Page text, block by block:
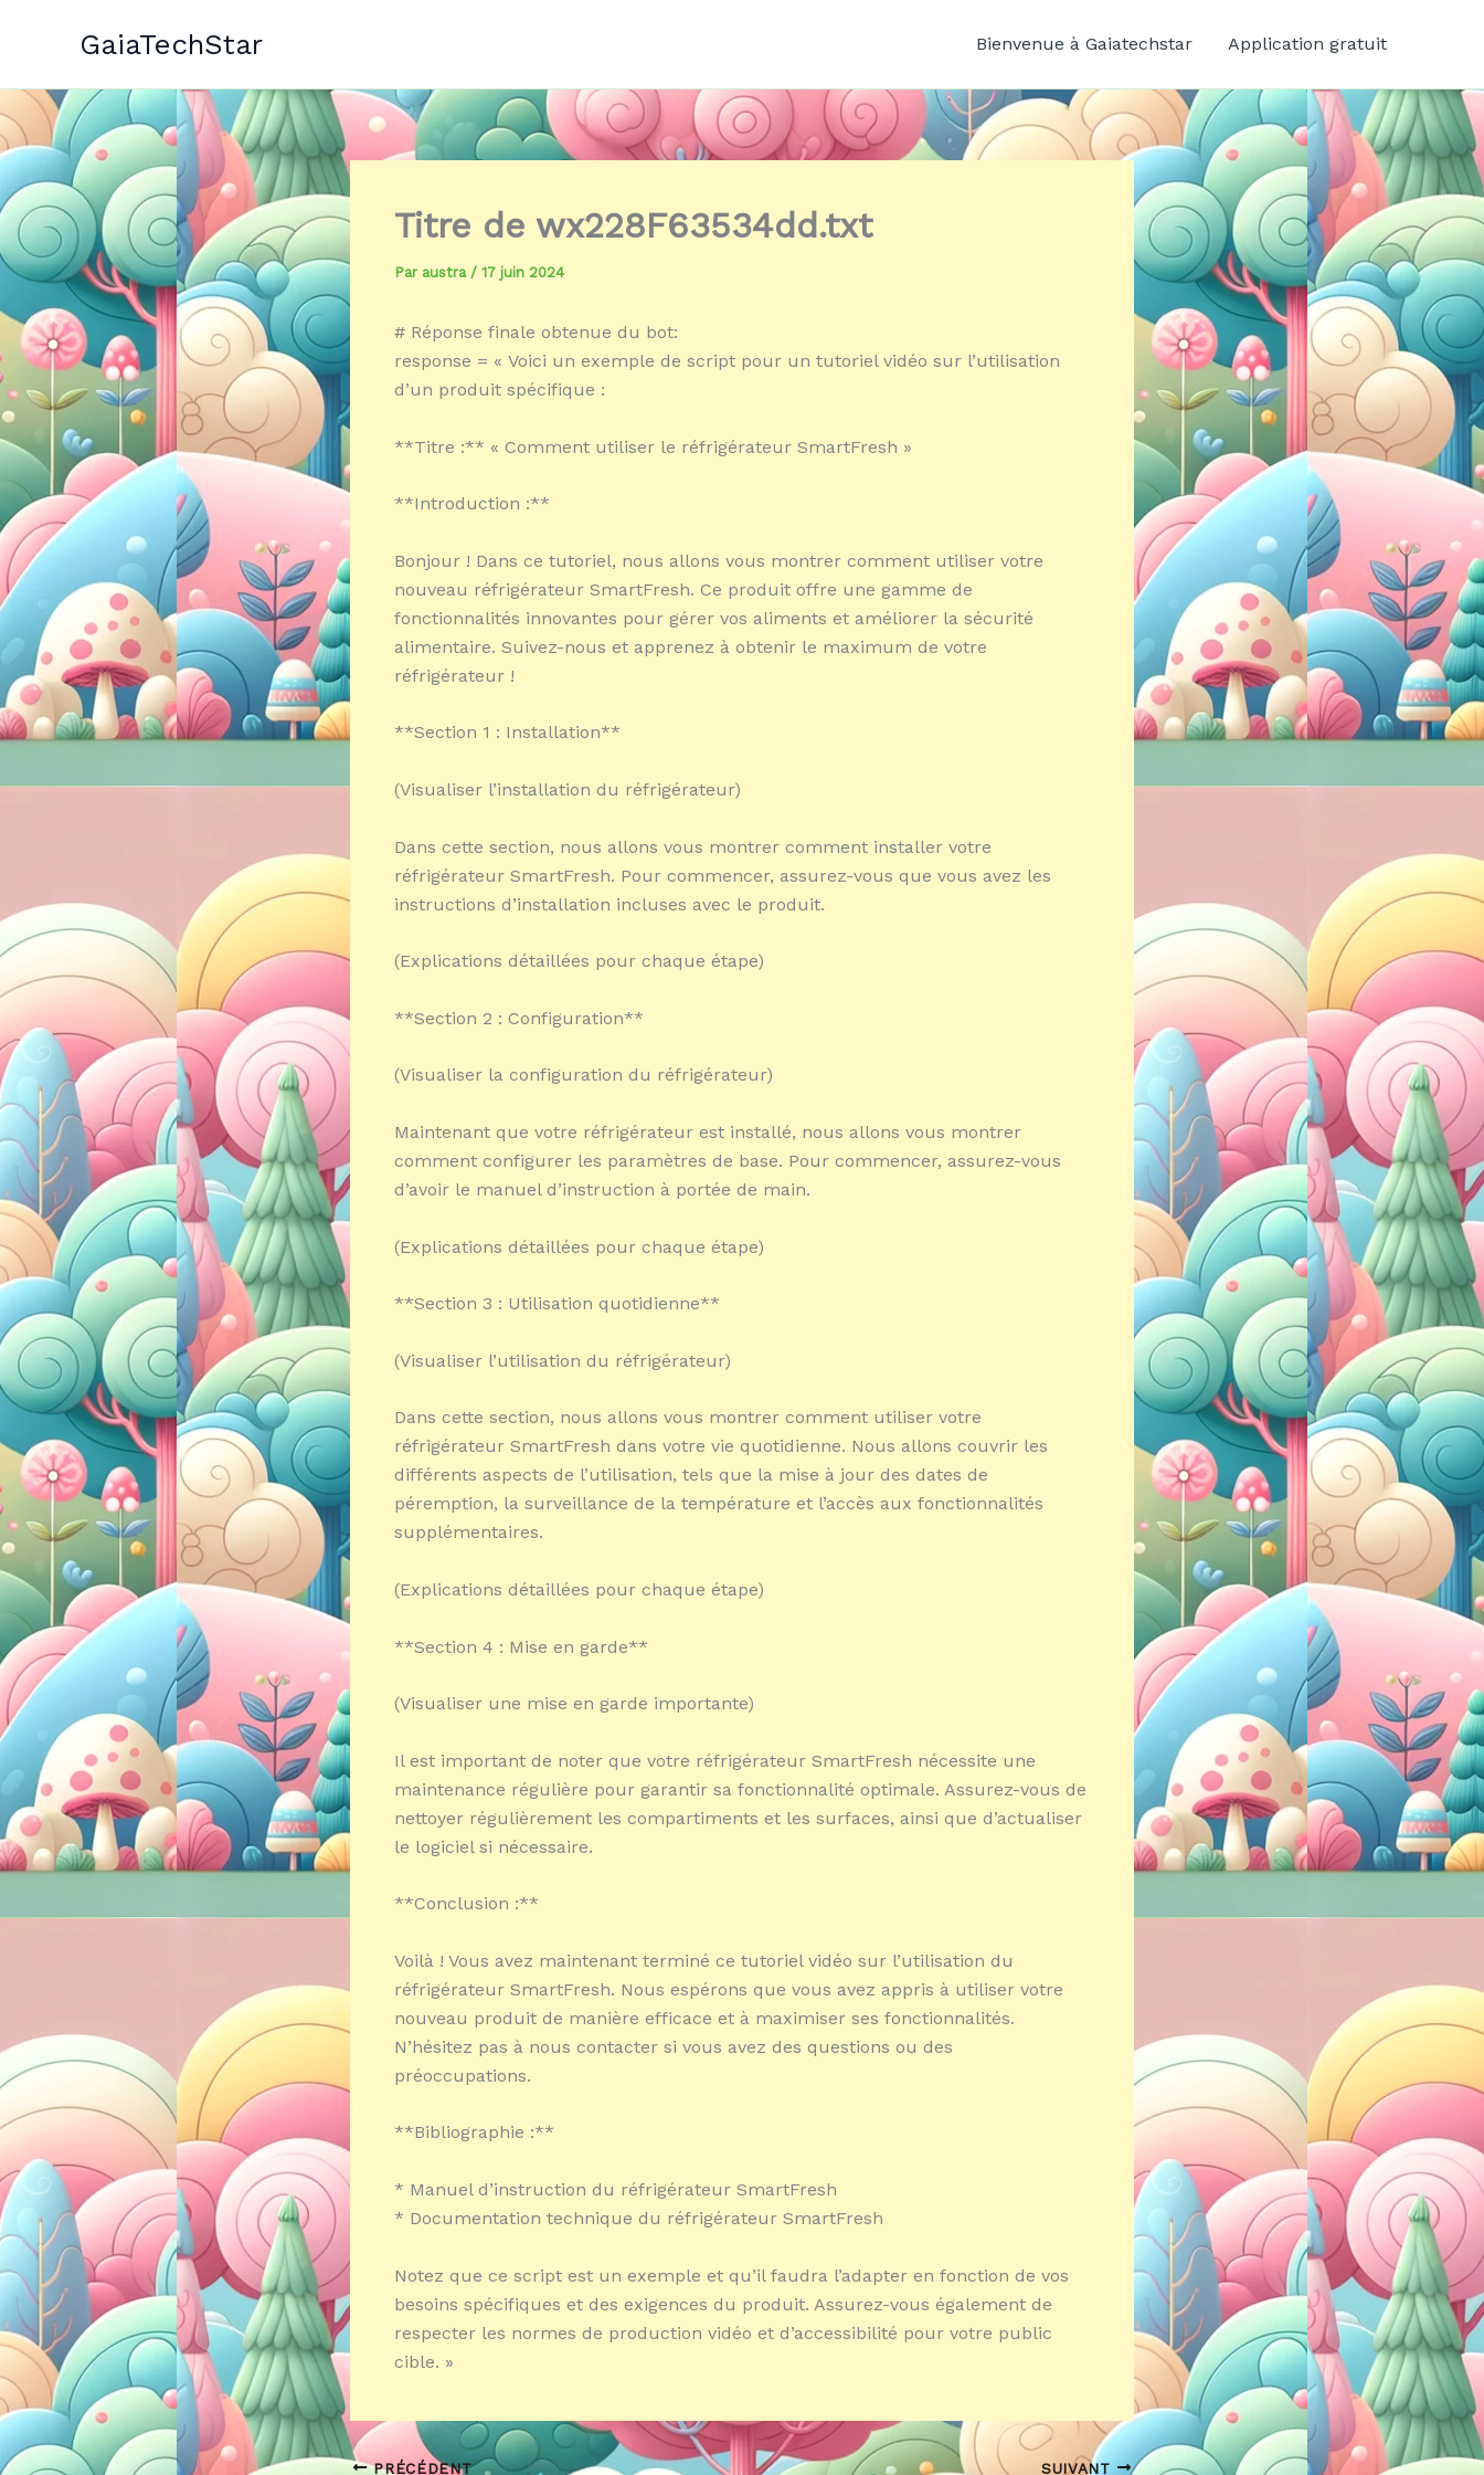
GaiaTechStar Bienvenue à Gaiatechstar Application gratuit
Titre de wx228F63534dd.txt
Par austra / 17 juin 2024
# Réponse finale obtenue du bot:
response = « Voici un exemple de script pour un tutoriel vidéo sur l’utilisation
d’un produit spécifique :
**Titre :** « Comment utiliser le réfrigérateur SmartFresh »
**Introduction :**
Bonjour ! Dans ce tutoriel, nous allons vous montrer comment utiliser votre
nouveau réfrigérateur SmartFresh. Ce produit offre une gamme de
fonctionnalités innovantes pour gérer vos aliments et améliorer la sécurité
alimentaire. Suivez-nous et apprenez à obtenir le maximum de votre
réfrigérateur !
**Section 1 : Installation**
(Visualiser l’installation du réfrigérateur)
Dans cette section, nous allons vous montrer comment installer votre
réfrigérateur SmartFresh. Pour commencer, assurez-vous que vous avez les
instructions d’installation incluses avec le produit.
(Explications détaillées pour chaque étape)
**Section 2 : Configuration**
(Visualiser la configuration du réfrigérateur)
Maintenant que votre réfrigérateur est installé, nous allons vous montrer
comment configurer les paramètres de base. Pour commencer, assurez-vous
d’avoir le manuel d’instruction à portée de main.
(Explications détaillées pour chaque étape)
**Section 3 : Utilisation quotidienne**
(Visualiser l’utilisation du réfrigérateur)
Dans cette section, nous allons vous montrer comment utiliser votre
réfrigérateur SmartFresh dans votre vie quotidienne. Nous allons couvrir les
différents aspects de l’utilisation, tels que la mise à jour des dates de
péremption, la surveillance de la température et l’accès aux fonctionnalités
supplémentaires.
(Explications détaillées pour chaque étape)
**Section 4 : Mise en garde**
(Visualiser une mise en garde importante)
Il est important de noter que votre réfrigérateur SmartFresh nécessite une
maintenance régulière pour garantir sa fonctionnalité optimale. Assurez-vous de
nettoyer régulièrement les compartiments et les surfaces, ainsi que d’actualiser
le logiciel si nécessaire.
**Conclusion :**
Voilà ! Vous avez maintenant terminé ce tutoriel vidéo sur l’utilisation du
réfrigérateur SmartFresh. Nous espérons que vous avez appris à utiliser votre
nouveau produit de manière efficace et à maximiser ses fonctionnalités.
N’hésitez pas à nous contacter si vous avez des questions ou des
préoccupations.
**Bibliographie :**
* Manuel d’instruction du réfrigérateur SmartFresh
* Documentation technique du réfrigérateur SmartFresh
Notez que ce script est un exemple et qu’il faudra l’adapter en fonction de vos
besoins spécifiques et des exigences du produit. Assurez-vous également de
respecter les normes de production vidéo et d’accessibilité pour votre public
cible. »
PRÉCÉDENT SUIVANT